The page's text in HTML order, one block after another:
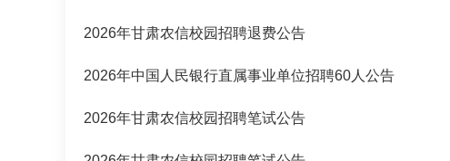
2026年甘肃农信校园招聘退费公告
2026年中国人民银行直属事业单位招聘60人公告
2026年甘肃农信校园招聘笔试公告